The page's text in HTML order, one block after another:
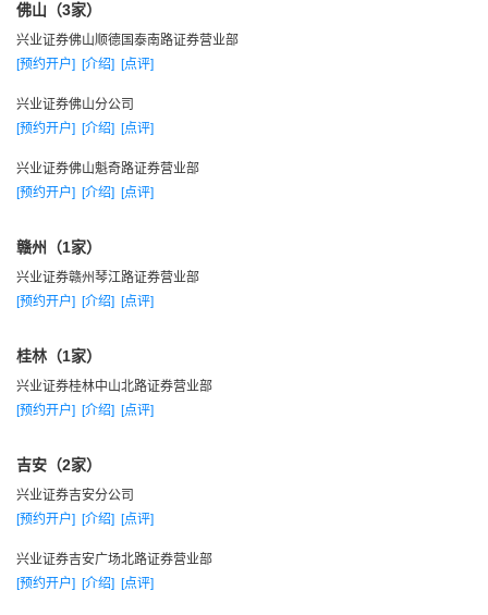
佛山（3家）
兴业证券佛山顺德国泰南路证券营业部
[预约开户] [介绍] [点评]
兴业证券佛山分公司
[预约开户] [介绍] [点评]
兴业证券佛山魁奇路证券营业部
[预约开户] [介绍] [点评]
赣州（1家）
兴业证券赣州琴江路证券营业部
[预约开户] [介绍] [点评]
桂林（1家）
兴业证券桂林中山北路证券营业部
[预约开户] [介绍] [点评]
吉安（2家）
兴业证券吉安分公司
[预约开户] [介绍] [点评]
兴业证券吉安广场北路证券营业部
[预约开户] [介绍] [点评]